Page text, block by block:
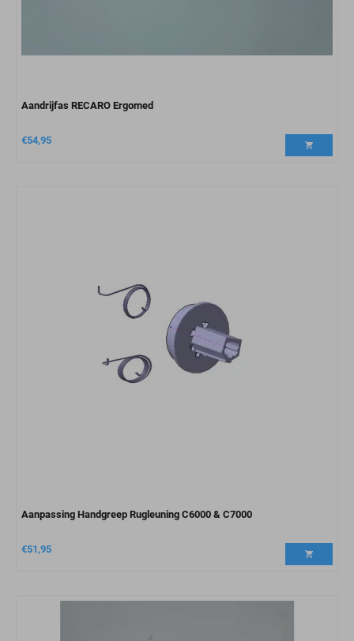
Aandrijfas RECARO Ergomed
€54,95
Aanpassing Handgreep Rugleuning C6000 & C7000
€51,95